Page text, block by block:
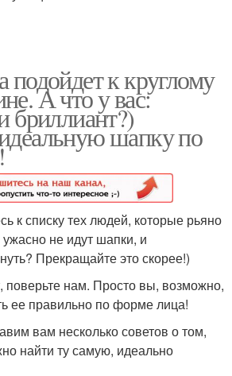
подойдет к круглому
А что у вас:
бриллиант?)
шапку по
к списку тех людей, которые рьяно
не идут шапки, и
Прекращайте это скорее!)
поверьте нам. Просто вы, возможно,
ее правильно по форме лица!
вам несколько советов о том,
найти ту самую, идеально